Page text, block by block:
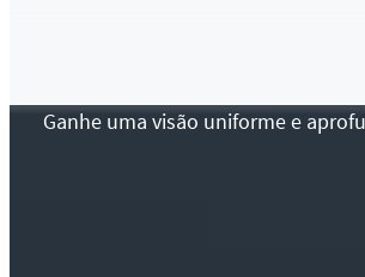
Ganhe uma visão uniforme e